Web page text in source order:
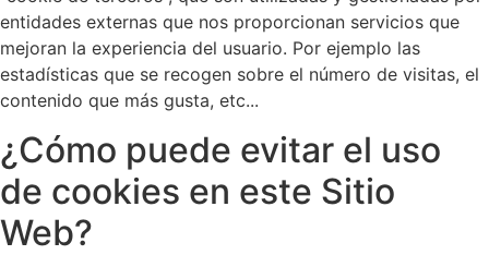
entidades externas que nos proporcionan servicios que
mejoran la experiencia del usuario. Por ejemplo las
estadísticas que se recogen sobre el número de visitas, el
contenido que más gusta, etc...
¿Cómo puede evitar el uso
de cookies en este Sitio
Web?